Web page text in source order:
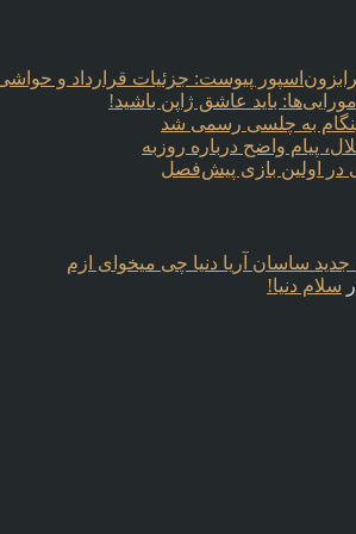
پیوست: جزئیات قرارداد و حواشی
باید عاشق ژاپن باشید!
به چلسی رسمی شد
پیام واضح درباره روزبه
در اولین بازی پیش‌فصل
ساسان آریا دنیا چی میخوای ازم
سلام دنیا!